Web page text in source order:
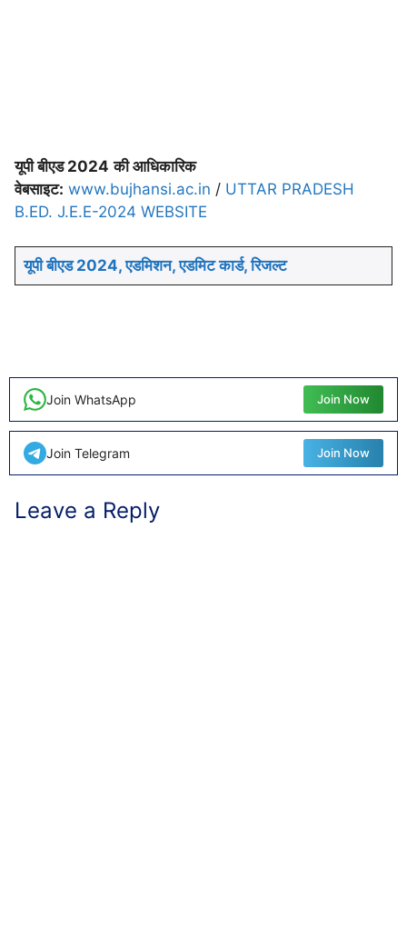
यूपी बीएड 2024 की आधिकारिक
वेबसाइट: www.bujhansi.ac.in / UTTAR PRADESH
B.ED. J.E.E-2024 WEBSITE
यूपी बीएड 2024, एडमिशन, एडमिट कार्ड, रिजल्ट
Join WhatsApp Join Now
Join Telegram Join Now
Leave a Reply